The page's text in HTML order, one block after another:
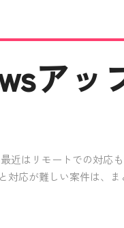
アッ
近はリモートでの対応
対応が難しい案件は、ま